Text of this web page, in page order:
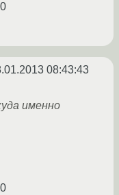
08:43:43
именно